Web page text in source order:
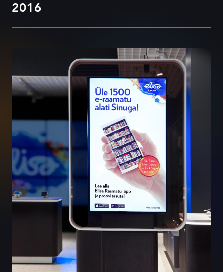
2016
Üle 1500 e-raamatu alati
Sinuga